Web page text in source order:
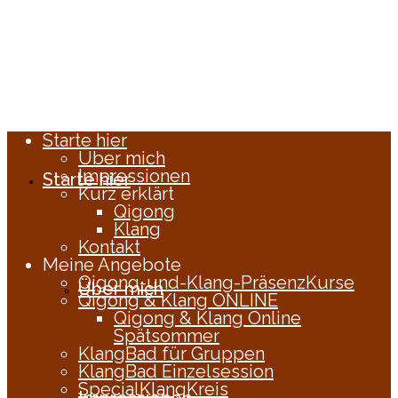
Starte hier
Über mich
Starte hier
Über mich
Impressionen
Kurz erklärt
Qigong
Klang
Kontakt
Meine Angebote
Qigong-und-Klang-PräsenzKurse
Qigong & Klang ONLINE
Qigong & Klang Online
Spätsommer
KlangBad für Gruppen
KlangBad Einzelsession
SpecialKlangKreis